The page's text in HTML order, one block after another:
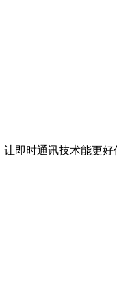
即时通讯技术能更好